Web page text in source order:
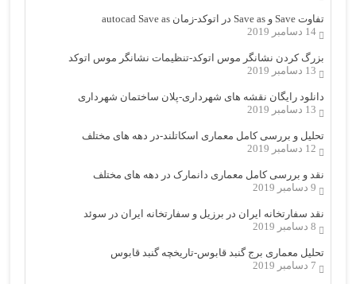
تفاوت Save و Save as در اتوکد-زمان autocad Save as
14 دسامبر 2019
بزرگ کردن نشانگر موس اتوکد-تنظیمات نشانگر موس اتوکد
13 دسامبر 2019
دانلود رایگان نقشه های شهرداری-پلان ساختمان شهرداری
13 دسامبر 2019
تحلیل و بررسی کامل معماری اسکاتلند-در دهه های مختلف
12 دسامبر 2019
نقد و بررسی کامل معماری دانمارک در دهه های مختلف
9 دسامبر 2019
نقد سفارتخانه ایران در برزیل و سفارتخانه ایران در سوئد
8 دسامبر 2019
تحلیل معماری برج گنبد قابوس-تاریخچه گنبد قابوس
7 دسامبر 2019